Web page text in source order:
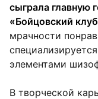
сыграла главную
«Бойцовский
мрачности
элементами
В творческой